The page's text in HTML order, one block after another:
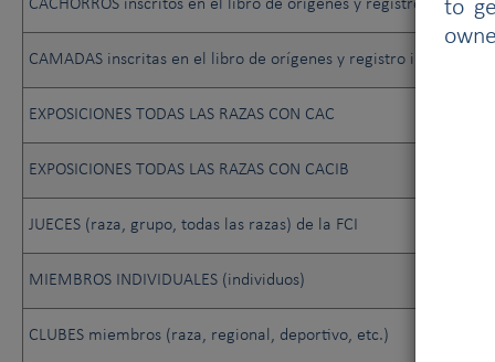
to
CACHORROS inscritos en el libro de orígenes y registro inicial
CAMADAS inscritas en el libro de orígenes y registro inicial
EXPOSICIONES TODAS LAS RAZAS CON CAC
EXPOSICIONES TODAS LAS RAZAS CON CACIB
JUECES (raza, grupo, todas las razas) de la FCI
MIEMBROS INDIVIDUALES (individuos)
CLUBES miembros (raza, regional, deportivo, etc.)